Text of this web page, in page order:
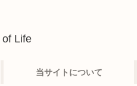
of Life
当サイトについて